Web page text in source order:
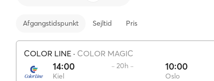
Afgangstidspunkt Sejltid Pris
COLOR LINE · COLOR MAGIC
14:00
Kiel
·· 20h ·· 10:00
Oslo